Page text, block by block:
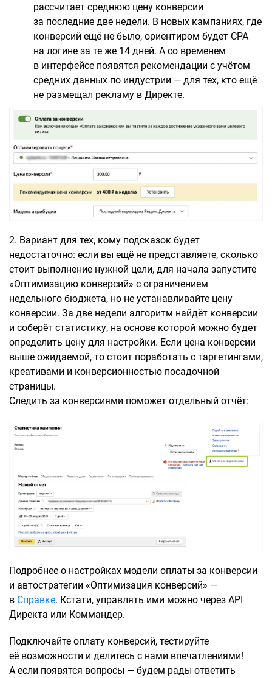
рассчитает среднюю цену конверсии
за последние две недели. В новых кампаниях, где
конверсий ещё не было, ориентиром будет СРА
на логине за те же 14 дней. А со временем
в интерфейсе появятся рекомендации с учётом
средних данных по индустрии — для тех, кто ещё
не размещал рекламу в Директе.
2. Вариант для тех, кому подсказок будет
недостаточно: если вы ещё не представляете, сколько
стоит выполнение нужной цели, для начала запустите
«Оптимизацию конверсий» с ограничением
недельного бюджета, но не устанавливайте цену
конверсии. За две недели алгоритм найдёт конверсии
и соберёт статистику, на основе которой можно будет
определить цену для настройки. Если цена конверсии
выше ожидаемой, то стоит поработать с таргетингами,
креативами и конверсионностью посадочной
страницы.
Следить за конверсиями поможет отдельный отчёт:
Подробнее о настройках модели оплаты за конверсии
и автостратегии «Оптимизация конверсий» —
в Справке. Кстати, управлять ими можно через API
Директа или Коммандер.
Подключайте оплату конверсий, тестируйте
её возможности и делитесь с нами впечатлениями!
А если появятся вопросы — будем рады ответить